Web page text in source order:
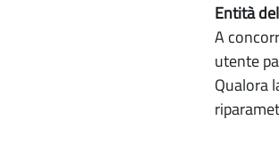
Entità
A
utente
Qualora